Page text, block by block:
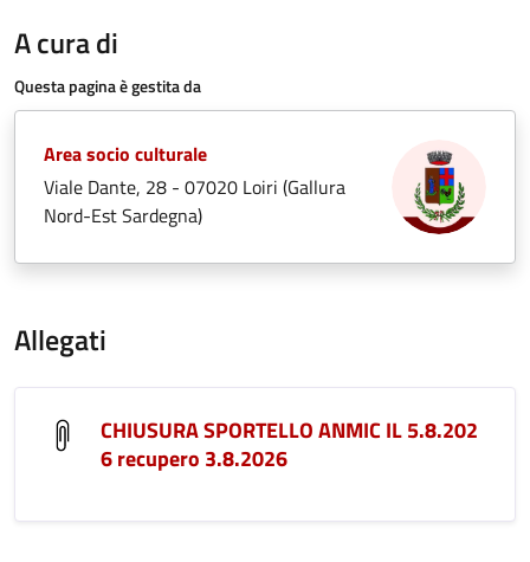
A cura di
Questa pagina è gestita da
Area socio culturale
Viale Dante, 28 - 07020 Loiri (Gallura
Nord-Est Sardegna)
Allegati
CHIUSURA SPORTELLO ANMIC IL 5.8.202
6 recupero 3.8.2026